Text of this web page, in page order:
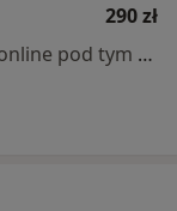
290 zł
Specjalista nie oferuje umawiania online pod tym adresem.